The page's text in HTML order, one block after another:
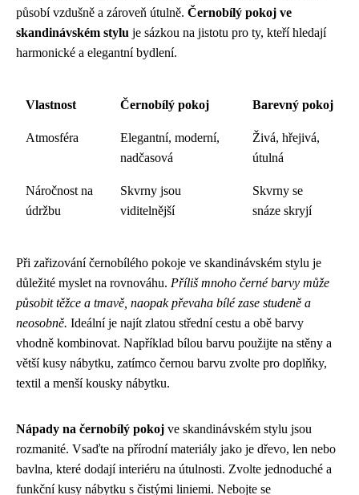
působí vzdušně a zároveň útulně. Černobílý pokoj ve
skandinávském stylu je sázkou na jistotu pro ty, kteří hledají
harmonické a elegantní bydlení.
Vlastnost Černobílý pokoj Barevný pokoj
Atmosféra
Elegantní, moderní,
nadčasová
Živá, hřejivá,
útulná
Náročnost na
údržbu
Skvrny jsou
viditelnější
Skvrny se
snáze skryjí
Při zařizování černobílého pokoje ve skandinávském stylu je
důležité myslet na rovnováhu. Příliš mnoho černé barvy může
působit těžce a tmavě, naopak převaha bílé zase studeně a
neosobně. Ideální je najít zlatou střední cestu a obě barvy
vhodně kombinovat. Například bílou barvu použijte na stěny a
větší kusy nábytku, zatímco černou barvu zvolte pro doplňky,
textil a menší kousky nábytku.
Nápady na černobílý pokoj ve skandinávském stylu jsou
rozmanité. Vsaďte na přírodní materiály jako je dřevo, len nebo
bavlna, které dodají interiéru na útulnosti. Zvolte jednoduché a
funkční kusy nábytku s čistými liniemi. Nebojte se